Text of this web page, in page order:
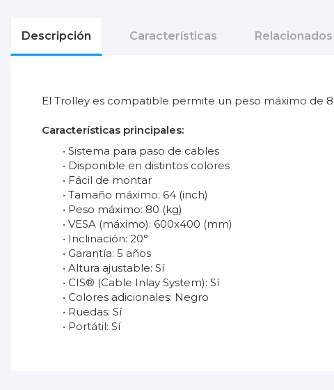
Descripción Características Relacionados
El Trolley es compatible permite un peso máximo de
Características principales:
• Sistema para paso de cables
• Disponible en distintos colores
• Fácil de montar
• Tamaño máximo: 64 (inch)
• Peso máximo: 80 (kg)
• VESA (máximo): 600x400 (mm)
• Inclinación: 20°
• Garantía: 5 años
• Altura ajustable: Sí
• CIS® (Cable Inlay System): Sí
• Colores adicionales: Negro
• Ruedas: Sí
• Portátil: Sí